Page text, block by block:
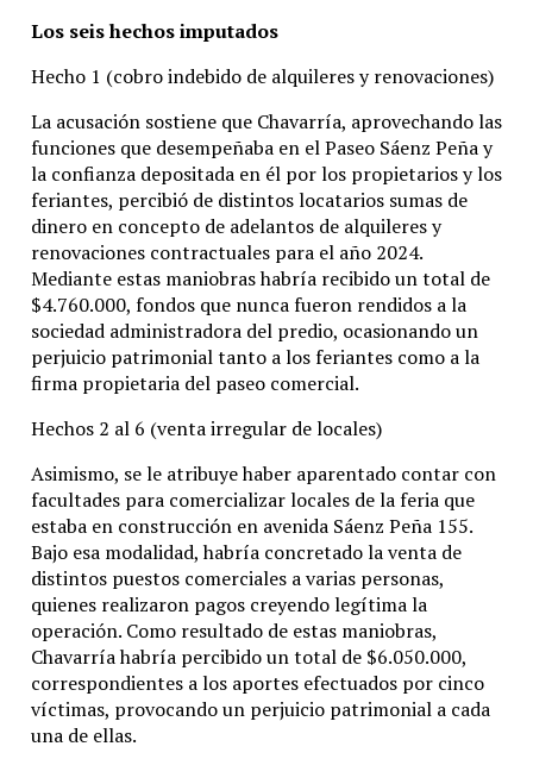
Los seis hechos imputados
Hecho 1 (cobro indebido de alquileres y renovaciones)
La acusación sostiene que Chavarría, aprovechando las
funciones que desempeñaba en el Paseo Sáenz Peña y
la confianza depositada en él por los propietarios y los
feriantes, percibió de distintos locatarios sumas de
dinero en concepto de adelantos de alquileres y
renovaciones contractuales para el año 2024.
Mediante estas maniobras habría recibido un total de
$4.760.000, fondos que nunca fueron rendidos a la
sociedad administradora del predio, ocasionando un
perjuicio patrimonial tanto a los feriantes como a la
firma propietaria del paseo comercial.
Hechos 2 al 6 (venta irregular de locales)
Asimismo, se le atribuye haber aparentado contar con
facultades para comercializar locales de la feria que
estaba en construcción en avenida Sáenz Peña 155.
Bajo esa modalidad, habría concretado la venta de
distintos puestos comerciales a varias personas,
quienes realizaron pagos creyendo legítima la
operación. Como resultado de estas maniobras,
Chavarría habría percibido un total de $6.050.000,
correspondientes a los aportes efectuados por cinco
víctimas, provocando un perjuicio patrimonial a cada
una de ellas.